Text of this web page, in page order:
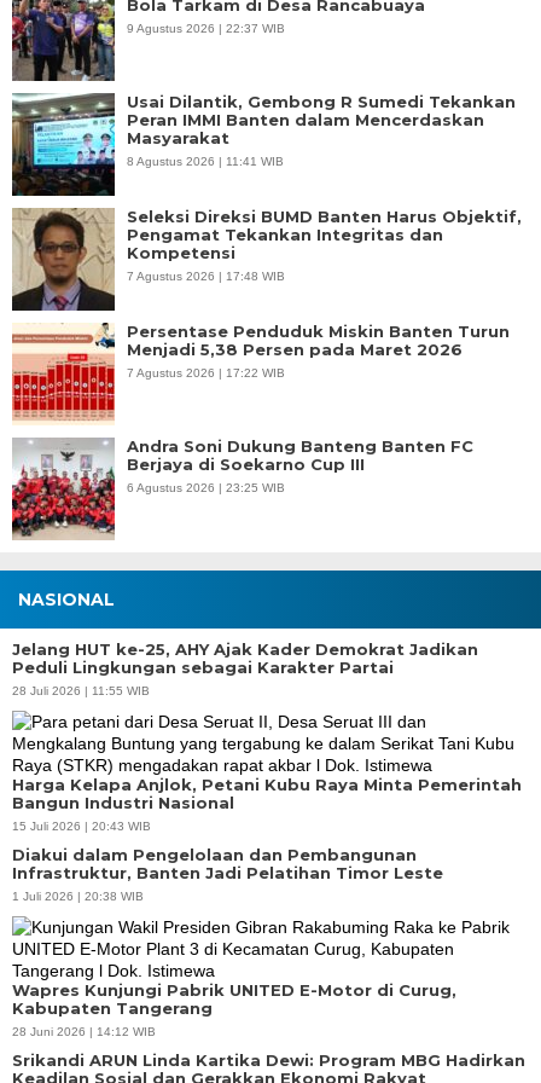
Usai Dilantik, Gembong R Sumedi Tekankan
8 Agustus 2026 | 11:41 WIB
Seleksi Direksi BUMD Banten Harus Objektif,
Pengamat Tekankan Integritas dan
7 Agustus 2026 | 17:48 WIB
Persentase Penduduk Miskin Banten Turun
Menjadi 5,38 Persen pada Maret 2026
Andra Soni Dukung Banteng Banten FC
NASIONAL
Peduli Lingkungan sebagai Karakter Partai
Harga Kelapa Anjlok, Petani Kubu Raya Minta Pemerintah
Bangun Industri Nasional
15 Juli 2026 | 20:43 WIB
Diakui dalam Pengelolaan dan Pembangunan
Infrastruktur, Banten Jadi Pelatihan Timor Leste
1 Juli 2026 | 20:38 WIB
Wapres Kunjungi Pabrik UNITED E-Motor di Curug,
Kabupaten Tangerang
28 Juni 2026 | 14:12 WIB
Srikandi ARUN Linda Kartika Dewi: Program MBG Hadirkan
Keadilan Sosial dan Gerakkan Ekonomi Rakyat
22 Juni 2026 | 17:38 WIB
APBD Tahun 2025 Anggarkan Rp200 Miliar | Program Makan Bergizi
Gratis Provinsi Banten